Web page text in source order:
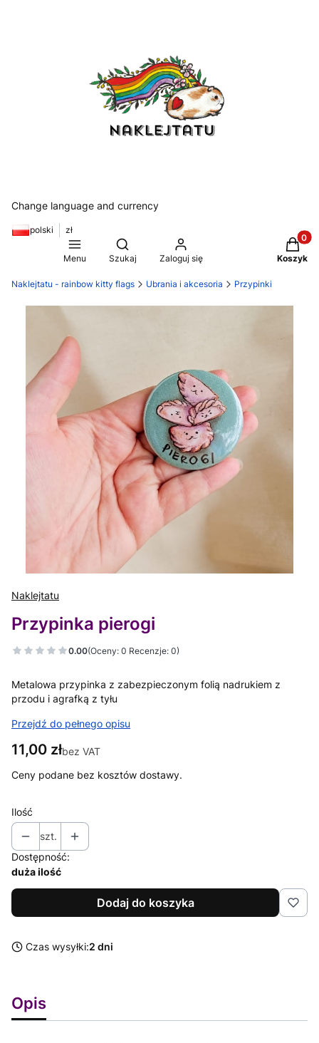
Change language and currency
polski zł
Menu
Otwórz wyszukiwarkę
Szukaj Zaloguj się Koszyk
Naklejtatu - rainbow kitty flags Ubrania i akcesoria Przypinki
Naklejtatu
Przypinka pierogi
0.00(Oceny: 0 Recenzje: 0)
Metalowa przypinka z zabezpieczonym folią nadrukiem z
przodu i agrafką z tyłu
Przejdź do pełnego opisu
Cena
11,00 złbez VAT
Ceny podane bez kosztów dostawy.
Ilość
szt.
Dostępność:
duża ilość
Dodaj do koszyka
Czas wysyłki:2 dni
Opis